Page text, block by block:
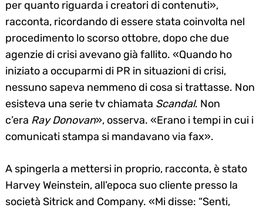
per quanto riguarda i creatori di contenuti»,
racconta, ricordando di essere stata coinvolta nel
procedimento lo scorso ottobre, dopo che due
agenzie di crisi avevano già fallito. «Quando ho
iniziato a occuparmi di PR in situazioni di crisi,
nessuno sapeva nemmeno di cosa si trattasse. Non
esisteva una serie tv chiamata Scandal. Non
c’era Ray Donovan», osserva. «Erano i tempi in cui i
comunicati stampa si mandavano via fax».
A spingerla a mettersi in proprio, racconta, è stato
Harvey Weinstein, all’epoca suo cliente presso la
società Sitrick and Company. «Mi disse: “Senti,